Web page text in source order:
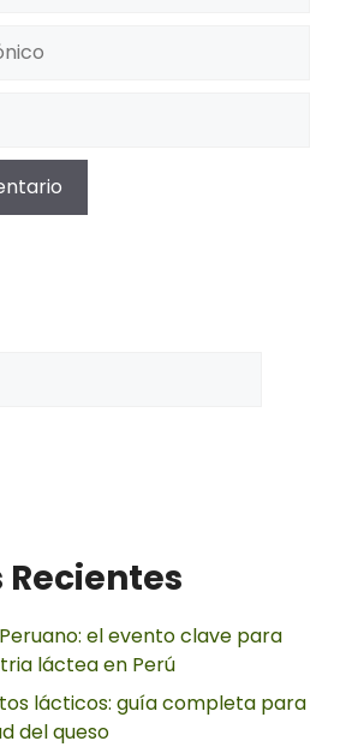
el evento clave para
láctea en Perú
lácticos: guía completa para
del queso